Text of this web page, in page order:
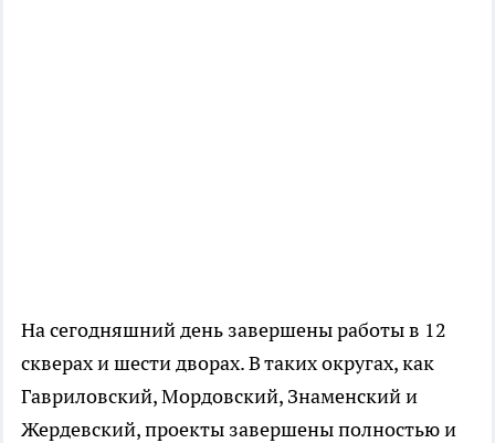
На сегодняшний день завершены работы в 12
скверах и шести дворах. В таких округах, как
Гавриловский, Мордовский, Знаменский и
Жердевский, проекты завершены полностью и